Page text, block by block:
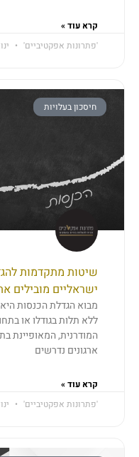
קרא עוד »
'פתרונות אפקטיביים'
חיסכון בעלויות
שיטות מתקדמות
ישראליים מובילים
מבוא הגדלת הכנסות
ללא תלות בגודלו או
המודרנית, המאופיינת
ארגונים נדרשים
קרא עוד »
'פתרונות אפקטיביים'